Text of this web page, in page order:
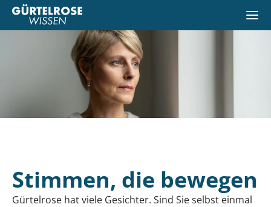
Stimmen, die bewegen
Gürtelrose hat viele Gesichter. Sind Sie selbst einmal